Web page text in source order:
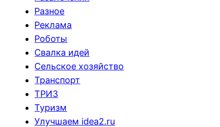
Разное
Реклама
Роботы
Свалка идей
Сельское хозяйство
Транспорт
ТРИЗ
Туризм
Улучшаем idea2.ru